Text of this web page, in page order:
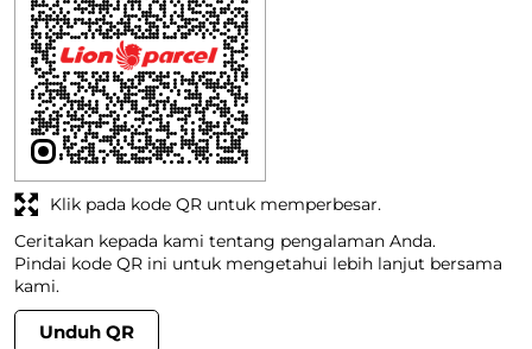
Ceritakan kepada kami tentang pengalaman Anda.
Pindai kode QR ini untuk mengetahui lebih lanjut bersama
kami.
Unduh QR
Klik pada kode QR untuk memperbesar.